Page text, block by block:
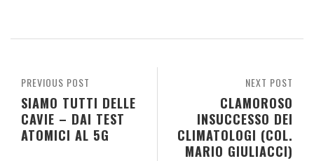
NEXT POST
CLAMOROSO
INSUCCESSO DEI
CLIMATOLOGI (COL.
MARIO GIULIACCI)
PREVIOUS POST
SIAMO TUTTI DELLE
CAVIE – DAI TEST
ATOMICI AL 5G